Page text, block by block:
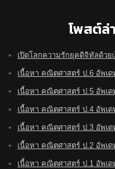
โพสต์ล่
เปิดโลกความรักยุคดิจิทัลด้วย
เนื้อหา คณิตศาสตร์ ป.6 อัพเ
เนื้อหา คณิตศาสตร์ ป.5 อัพเ
เนื้อหา คณิตศาสตร์ ป.4 อัพเ
เนื้อหา คณิตศาสตร์ ป.3 อัพเ
เนื้อหา คณิตศาสตร์ ป.2 อัพเ
เนื้อหา คณิตศาสตร์ ป.1 อัพเ